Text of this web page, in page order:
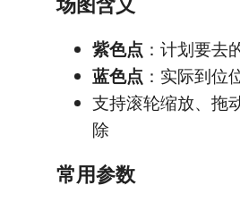
紫色点 ：计划要去
蓝色点 ：实际到位
支持滚轮缩放、拖
除
常用参数